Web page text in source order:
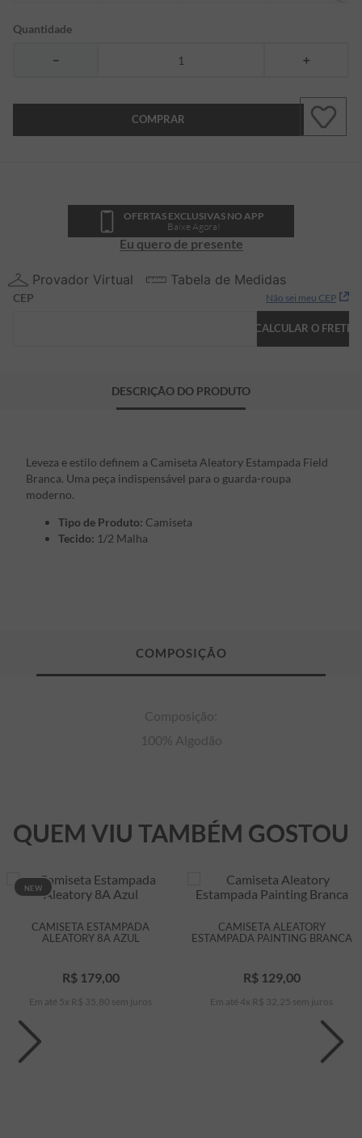
Quantidade
＋
－
COMPRAR
OFERTAS EXCLUSIVAS NO APP
Baixe Agora!
Eu quero de presente
Provador Virtual Tabela de Medidas
CEP Não sei meu CEP
CALCULAR O FRETE
DESCRIÇÃO DO PRODUTO
Leveza e estilo definem a Camiseta Aleatory Estampada Field
Branca. Uma peça indispensável para o guarda-roupa
moderno.
Tipo de Produto: Camiseta
Tecido: 1/2 Malha
Composição:
100% Algodão
QUEM VIU TAMBÉM GOSTOU
NEW
CAMISETA ESTAMPADA
ALEATORY 8A AZUL
R$ 179,00
Em até 5 x R$ 35 80 sem juros
CAMISETA ALEATORY
ESTAMPADA PAINTING BRANCA
R$ 129,00
Em até 4 x R$ 32 25 sem juros